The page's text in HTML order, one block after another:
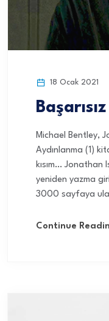
18 Ocak 2021
Michael Bentley,
Aydınlanma (1)
kısım… Jonathan
yeniden yazma
3000 sayfaya
Continue